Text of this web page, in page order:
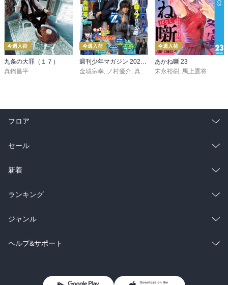
今週入荷
九条の大罪（１７）
真鍋昌平
今週入荷
金城宗幸
ノ村優介 真島ヒロ ,宮島礼吏, 新川直司
今週入荷
あかね噺 23
末永裕樹 馬上鷹将
フロア
総合
ラノベ
雑誌・グラビア
BL・TL
セール
総合
ラノベ
雑誌・グラビア
BL・TL
新着
総合
ラノベ
雑誌・グラビア
ランキング
総合
ラノベ
ジャンル
コミック
ヘルプ&サポート